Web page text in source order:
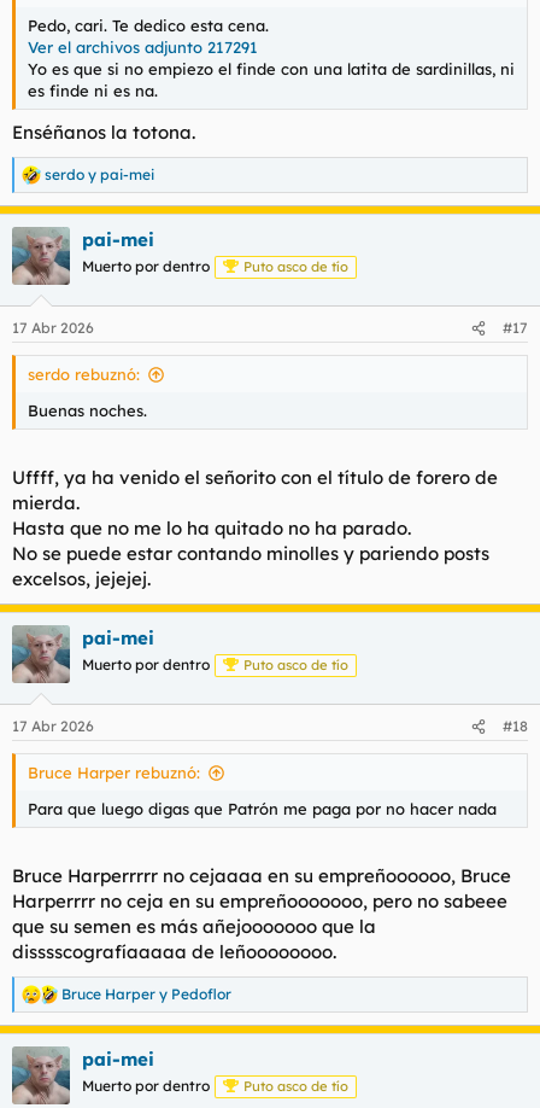
Pedo, cari. Te dedico esta cena.
Ver el archivos adjunto 217291
Yo es que si no empiezo el finde con una latita de sardinillas, ni
es finde ni es na.
Enséñanos la totona.
R
e
a
c
c
i
e
s
serdo y pai-mei
pai-mei
Muerto por dentro Puto asco de tío
17 Abr 2026 #17
serdo rebuznó:
Buenas noches.
Uffff, ya ha venido el señorito con el título de forero de
mierda.
Hasta que no me lo ha quitado no ha parado.
No se puede estar contando minolles y pariendo posts
excelsos, jejejej.
pai-mei
Muerto por dentro Puto asco de tío
17 Abr 2026 #18
Bruce Harper rebuznó:
Para que luego digas que Patrón me paga por no hacer nada
Bruce Harperrrrr no cejaaaa en su empreñoooooo, Bruce
Harperrrr no ceja en su empreñooooooo, pero no sabeee
que su semen es más añejooooooo que la
disssscografíaaaaa de leñoooooooo.
R
e
a
c
c
i
Bruce Harper y Pedoflor
pai-mei
Muerto por dentro Puto asco de tío